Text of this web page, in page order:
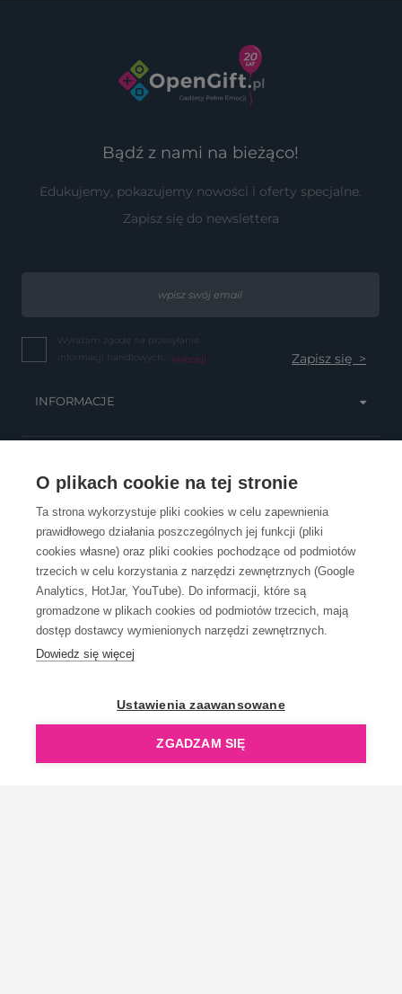
O plikach cookie na tej stronie
Ta strona wykorzystuje pliki cookies w celu zapewnienia
prawidłowego działania poszczególnych jej funkcji (pliki
cookies własne) oraz pliki cookies pochodzące od podmiotów
trzecich w celu korzystania z narzędzi zewnętrznych (Google
Analytics, HotJar, YouTube). Do informacji, które są
gromadzone w plikach cookies od podmiotów trzecich, mają
dostęp dostawcy wymienionych narzędzi zewnętrznych.
Dowiedz się więcej
Ustawienia zaawansowane
ZGADZAM SIĘ
Bądź z nami na bieżąco!
Edukujemy, pokazujemy nowości i oferty specjalne.
Zapisz się do newslettera
Wyrażam zgodę na przesyłanie
informacji handlowych... (więcej)
INFORMACJE
OBSŁUGA KLIENTA
KONTAKT
OpenGift jest częścią ReflectGroup.